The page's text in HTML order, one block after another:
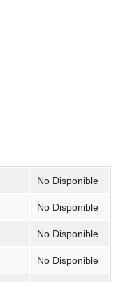
No Disponible
No Disponible
No Disponible
No Disponible